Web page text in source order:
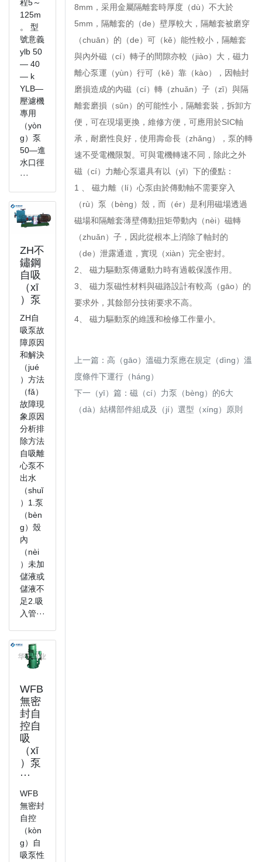
程5～
125m
。 型
號意義
ylb 50
— 40
— k
YLB—
壓濾機
專用
（yòn
g）泵
50—進
水口徑
···
ZH不
鏽鋼
自吸
（xī
）泵
ZH自
吸泵故
障原因
和解決
（jué
）方法
（fǎ）
故障現
象原因
分析排
除方法
自吸離
心泵不
出水
（shuǐ
）1.泵
（bèn
g）殼
內
（nèi
）未加
儲液或
儲液不
足2.吸
入管···
WFB
無密
封自
控自
吸
（xī
）泵
···
WFB
無密封
自控
（kòn
g）自
吸泵性
8mm，采用金屬隔離套時厚度（dù）不大於
5mm，隔離套的（de）壁厚較大，隔離套被磨穿
（chuān）的（de）可（kě）能性較小，隔離套
與內外磁（cí）轉子的間隙亦較（jiào）大，磁力
離心泵運（yùn）行可（kě）靠（kào），因軸封
磨損造成的內磁（cí）轉（zhuǎn）子（zǐ）與隔
離套磨損（sǔn）的可能性小，隔離套裝，拆卸方
便，可在現場更換，維修方便，可應用於SIC軸
承，耐磨性良好，使用壽命長（zhǎng），泵的轉
速不受電機限製。可與電機轉速不同，除此之外
磁（cí）力離心泵還具有以（yǐ）下的優點：
1 、 磁力離（lí）心泵由於傳動軸不需要穿入
（rù）泵（bèng）殼，而（ér）是利用磁場透過
磁場和隔離套薄壁傳動扭矩帶動內（nèi）磁轉
（zhuǎn）子，因此從根本上消除了軸封的
（de）泄露通道，實現（xiàn）完全密封。
2、 磁力驅動泵傳遞動力時有過載保護作用。
3、 磁力泵磁性材料與磁路設計有較高（gāo）的
要求外，其餘部分技術要求不高。
4、 磁力驅動泵的維護和檢修工作量小。
上一篇： 高（gāo）溫磁力泵應在規定（dìng）溫
度條件下運行（háng）
下一（yī）篇： 磁（cí）力泵（bèng）的6大
（dà）結構部件組成及（jí）選型（xíng）原則